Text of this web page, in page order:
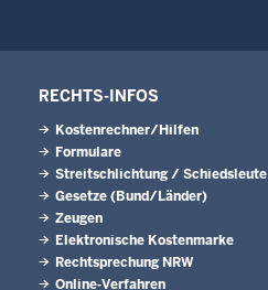
RECHTS-INFOS
Kostenrechner/Hilfen
Formulare
Streitschlichtung / Schiedsleute
Gesetze (Bund/Länder)
Zeugen
Elektronische Kostenmarke
Rechtsprechung NRW
Online-Verfahren